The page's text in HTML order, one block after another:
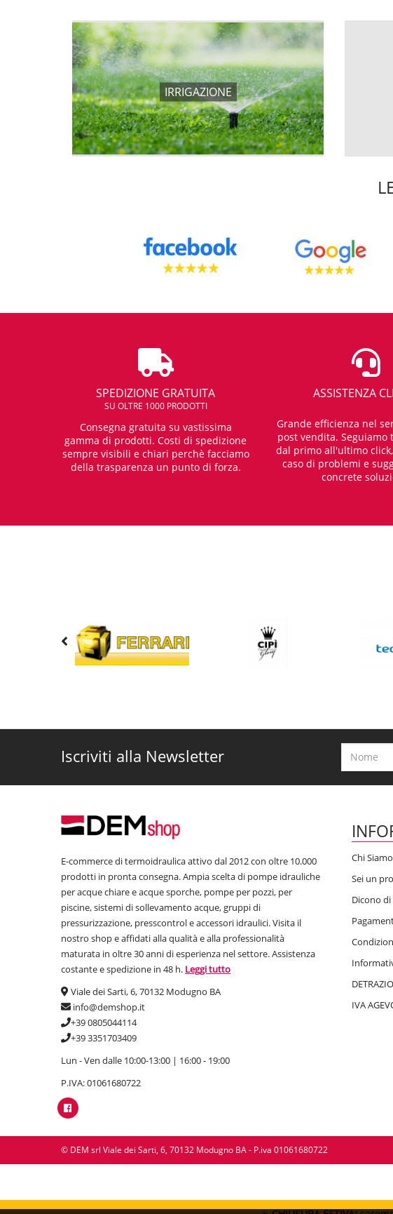
IRRIGAZIONE
SPEDIZIONE GRATUITA
SU OLTRE 1000 PRODOTTI
Consegna gratuita su vastissima
gamma di prodotti. Costi di spedizione
sempre visibili e chiari perchè facciamo
della trasparenza un punto di forza.
ASSISTENZA
Grande efficienza nel
post vendita.
dal primo all'ultimo
caso di problemi e
concrete
Iscriviti alla Newsletter
E-commerce di termoidraulica attivo dal 2012 con oltre 10.000
prodotti in pronta consegna. Ampia scelta di pompe idrauliche
per acque chiare e acque sporche, pompe per pozzi, per
piscine, sistemi di sollevamento acque, gruppi di
pressurizzazione, presscontrol e accessori idraulici. Visita il
nostro shop e affidati alla qualità e alla professionalità
maturata in oltre 30 anni di esperienza nel settore. Assistenza
costante e spedizione in 48 h. Leggi tutto
Viale dei Sarti, 6, 70132 Modugno BA
info@demshop.it
+39 0805044114
+39 3351703409
Lun - Ven dalle 10:00-13:00 | 16:00 - 19:00
P.IVA: 01061680722
Chi Siamo
Sei un
Dicono
IVA
© DEM srl Viale dei Sarti, 6, 70132 Modugno BA - P.iva 01061680722